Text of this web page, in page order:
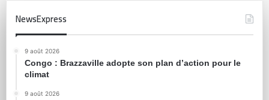
NewsExpress
9 août 2026
Congo : Brazzaville adopte son plan d’action pour le
climat
9 août 2026